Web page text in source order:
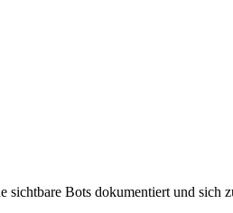
Bots dokumentiert und sich